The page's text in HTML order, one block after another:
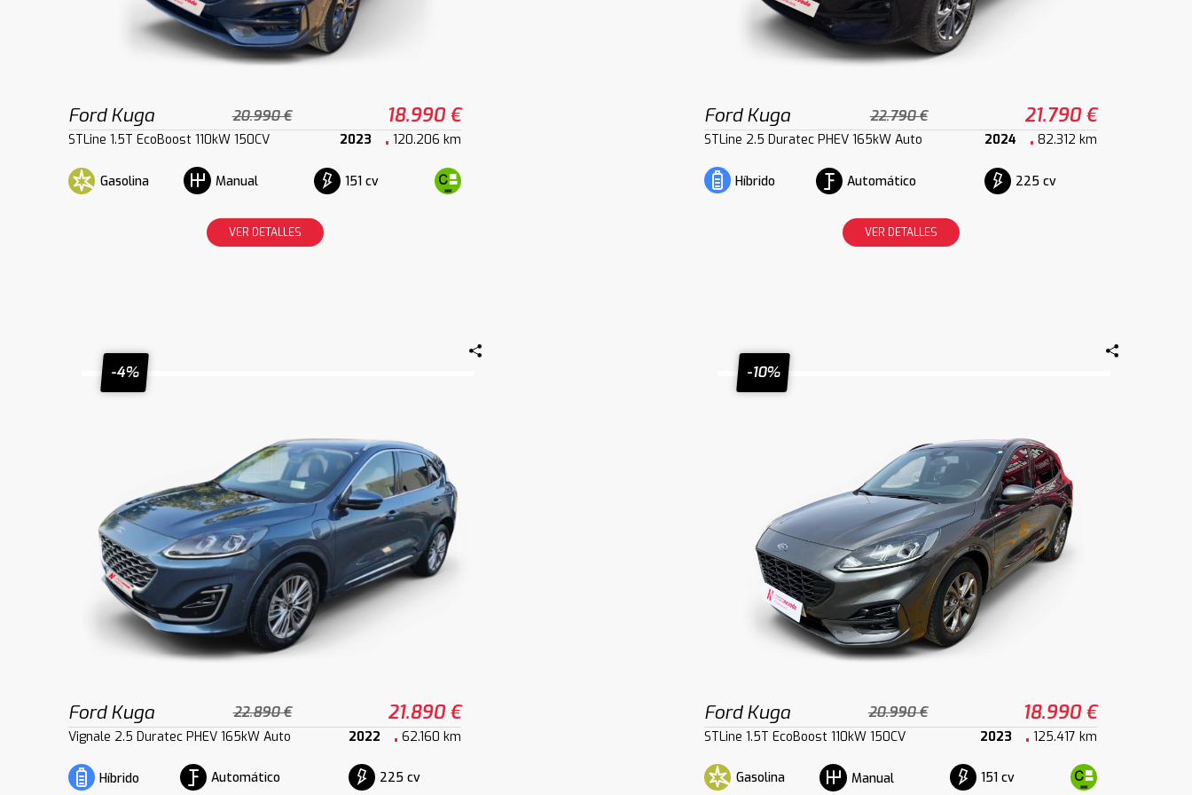
Ford Kuga 20.990 € 18.990 €
STLine 1.5T EcoBoost 110kW 150CV 2023 120.206 km
Gasolina Manual 151 cv
VER DETALLES
Ford Kuga 22.790 € 21.790 €
STLine 2.5 Duratec PHEV 165kW Auto 2024 82.312 km
Híbrido Automático 225 cv
VER DETALLES
-4%
Ford Kuga 22.890 € 21.890 €
Vignale 2.5 Duratec PHEV 165kW Auto 2022 62.160 km
Híbrido Automático 225 cv
-10%
Ford Kuga 20.990 € 18.990 €
STLine 1.5T EcoBoost 110kW 150CV 2023 125.417 km
Gasolina Manual 151 cv